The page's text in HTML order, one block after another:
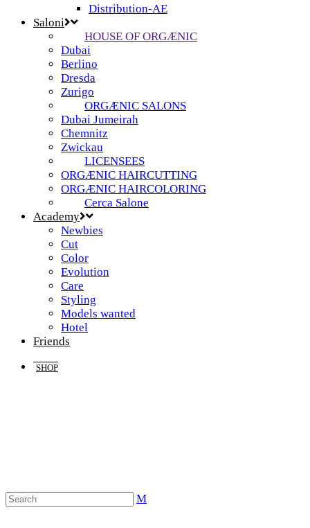
Distribution-AE
Saloni
HOUSE OF ORGÆNIC
Dubai
Berlino
Dresda
Zurigo
ORGÆNIC SALONS
Dubai Jumeirah
Chemnitz
Zwickau
LICENSEES
ORGÆNIC HAIRCUTTING
ORGÆNIC HAIRCOLORING
Cerca Salone
Academy
Newbies
Cut
Color
Evolution
Care
Styling
Models wanted
Hotel
Friends
SHOP